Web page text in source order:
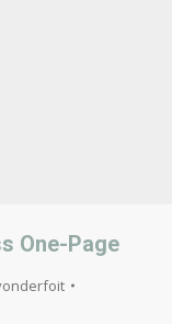
One-Page